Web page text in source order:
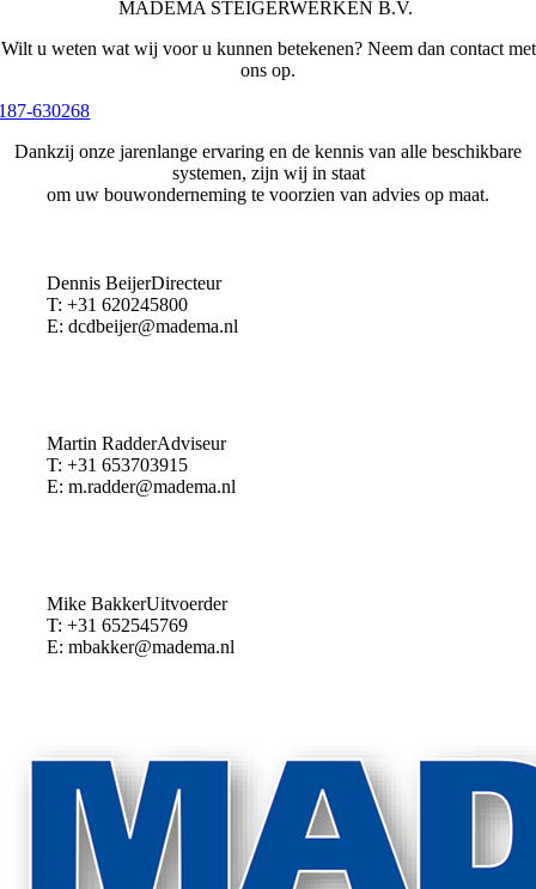
MADEMA STEIGERWERKEN B.V.
Wilt u weten wat wij voor u kunnen betekenen? Neem dan contact met
ons op.
630268
Dankzij onze jarenlange ervaring en de kennis van alle beschikbare
systemen, zijn wij in staat
om uw bouwonderneming te voorzien van advies op maat.
Dennis BeijerDirecteur
T: +31 620245800
E: dcdbeijer@madema.nl
Martin RadderAdviseur
T: +31 653703915
E: m.radder@madema.nl
Mike BakkerUitvoerder
T: +31 652545769
E: mbakker@madema.nl